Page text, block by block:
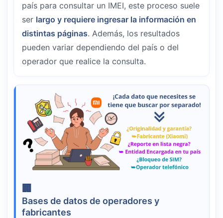
país para consultar un IMEI, este proceso suele
ser largo y requiere ingresar la información en
distintas páginas. Además, los resultados
pueden variar dependiendo del país o del
operador que realice la consulta.
Bases de datos de operadores y
fabricantes